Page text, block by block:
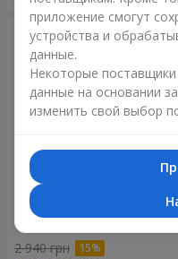
Корзина альстромерий
"Акварель"
2 940 грн
приложение смогут
устройства и
данные.
Некоторые
данные на основании
изменить свой выбор